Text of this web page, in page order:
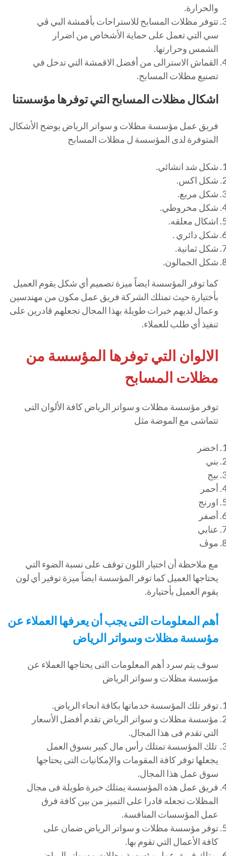
والحرارة.
تتوفر مظلات المسابح للاستراحات بأقمشة البي ڤي
سي التي تعمل على حماية الأشخاص من اضرار
الشمس وحرارتها.
القماش الاسترالى من أفضل الاقمشة التي تدخل في
تصنيع مظلات المسابح.
اشكال مظلات المسابح التي توفرها مؤسستنا
فريق عمل مؤسسة مظلات و سواتر الرياض يوضح الأشكال
المتوفرة لدى المؤسسة ل مظلات المسابح
شكل شد انشائي.
شكل اكس.
شكل مربع.
شكل مخروطي.
اشكال معلقه.
شكل دائري .
شكل ثمانية.
شكل الجمالون.
كما توفر المؤسسة ايضاً ميزة تصميم أي شكل يقوم العميل
بأختيارة حيث تمتلك الشركة فريق عمل مكون من مهندسين
وعمال لديهم خبرات طويلة بهذا المجال تجعلهم قادرين على
تنفيذ أي طلب للعملاء.
الالوان التي توفرها المؤسسة من
مظلات المسابح
توفر مؤسسة مظلات و سواتر الرياض كافة الألوان التى
تتماشى مع الموضة مثل
اخضر
بني
بيج
أحمر
اورنج
أصفر
عنابي
موڤ
مع ملاحظة أن اختيار اللون توقف على نسبة الضوء التي
يحتاجها العميل كما توفر المؤسسة ايضاً ميزة توفير أي لون
يقوم العميل بأختيارة.
أهم المعلومات التى يجب أن يعرفها العملاء عن
مؤسسة مظلات وسواتر الرياض
سوف يتم سرد أهم المعلومات التى يحتاجها العملاء عن
مؤسسة مظلات و سواتر الرياض
توفر تلك المؤسسة خدماتها بكافة انحاء الرياض.
مؤسسة مظلات و سواتر الرياض تقدم أفضل الأسعار
التي تقدم فى هذا المجال.
تلك المؤسسة تمتلك رأس مال كبير بسوق العمل
يجعلها توفر كافة المقومات والإمكانيات التى يحتاجها
سوق عمل هذا المجال.
فريق عمل هذه المؤسسة يمتلك خبرة طويلة فى مجال
المظلات تجعله قادرا على التميز من بين كافة فرق
عمل المؤسسات المنافسة.
توفر مؤسسة مظلات و سواتر الرياض ضمان على
كافة الأعمال التي تقوم بها.